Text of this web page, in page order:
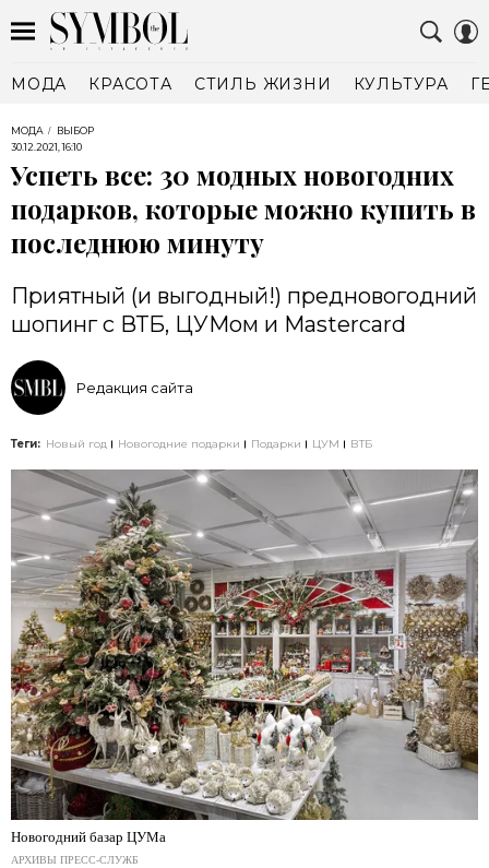
МОДА КРАСОТА СТИЛЬ ЖИЗНИ КУЛЬТУРА
МОДА
ВЫБОР
30.12.2021, 16:10
Успеть все: 30 модных новогодних
подарков, которые можно купить в
последнюю минуту
Приятный (и выгодный!) предновогодний
шопинг с ВТБ, ЦУМом и Mastercard
Редакция сайта
Теги: Новый год Новогодние подарки Подарки ЦУМ ВТБ
Новогодний базар ЦУМа
АРХИВЫ ПРЕСС-СЛУЖБ